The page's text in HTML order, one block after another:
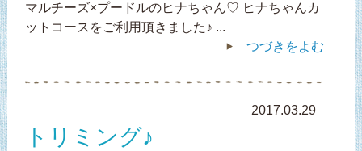
マルチーズ×プードルのヒナちゃん♡ ヒナちゃんカ
ットコースをご利用頂きました♪ ...
つづきをよむ
2017.03.29
トリミング♪